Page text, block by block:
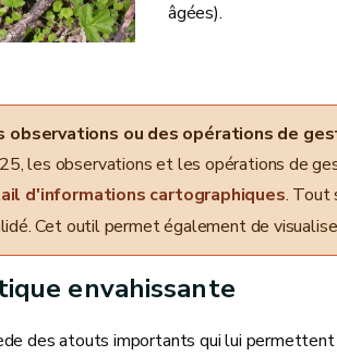
âgées).
observations ou des opérations de
les observations et les opérations de
d'informations cartographiques. Tout
Cet outil permet également de
envahissante
des atouts importants qui lui permettent